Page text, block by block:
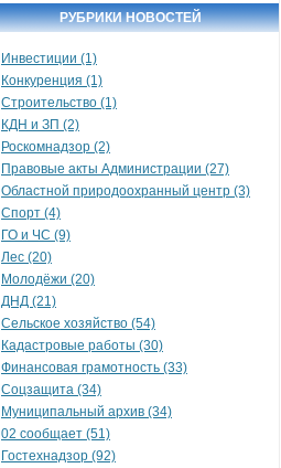
РУБРИКИ НОВОСТЕЙ
Инвестиции (1)
Конкуренция (1)
Строительство (1)
КДН и ЗП (2)
Роскомнадзор (2)
Правовые акты Администрации (27)
Областной природоохранный центр (3)
Спорт (4)
ГО и ЧС (9)
Лес (20)
Молодёжи (20)
ДНД (21)
Сельское хозяйство (54)
Кадастровые работы (30)
Финансовая грамотность (33)
Соцзащита (34)
Муниципальный архив (34)
02 сообщает (51)
Гостехнадзор (92)